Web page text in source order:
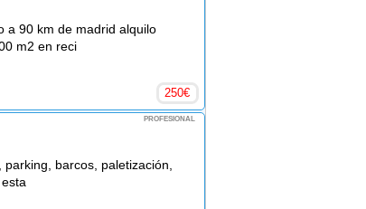
a 90 km de madrid alquilo
m2 en reci
250€
PROFESIONAL
barcos, paletización,